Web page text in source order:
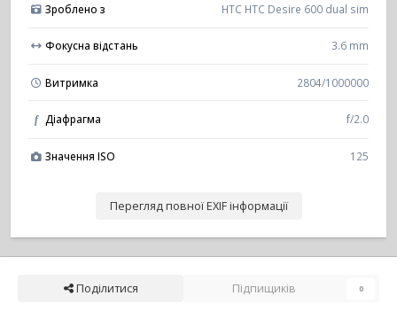
Зроблено з HTC HTC Desire 600 dual sim
Фокусна відстань 3.6 mm
Витримка 2804/1000000
f Діафрагма f/2.0
Значення ISO 125
Перегляд повної EXIF інформації
Поділитися Підпищиків 0